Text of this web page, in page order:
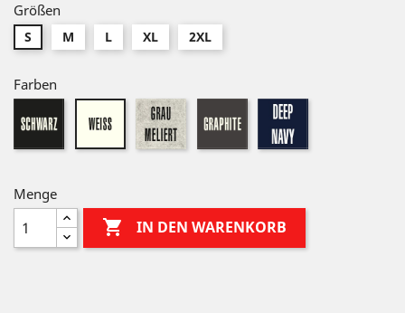
Größen
S M L XL 2XL
Farben
weiß graphite
Menge
 IN DEN WARENKORB